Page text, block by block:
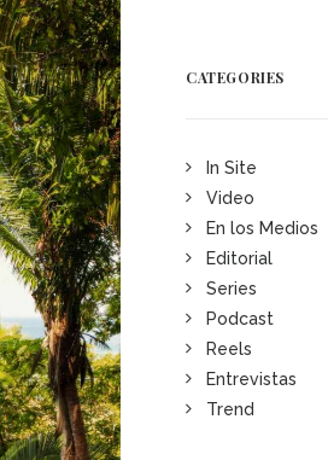
CATEGORIES
In Site
Video
En los Medios
Editorial
Series
Podcast
Reels
Entrevistas
Trend